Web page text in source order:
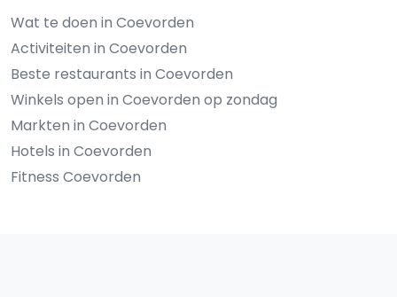
Wat te doen in Coevorden
Activiteiten in Coevorden
Beste restaurants in Coevorden
Winkels open in Coevorden op zondag
Markten in Coevorden
Hotels in Coevorden
Fitness Coevorden